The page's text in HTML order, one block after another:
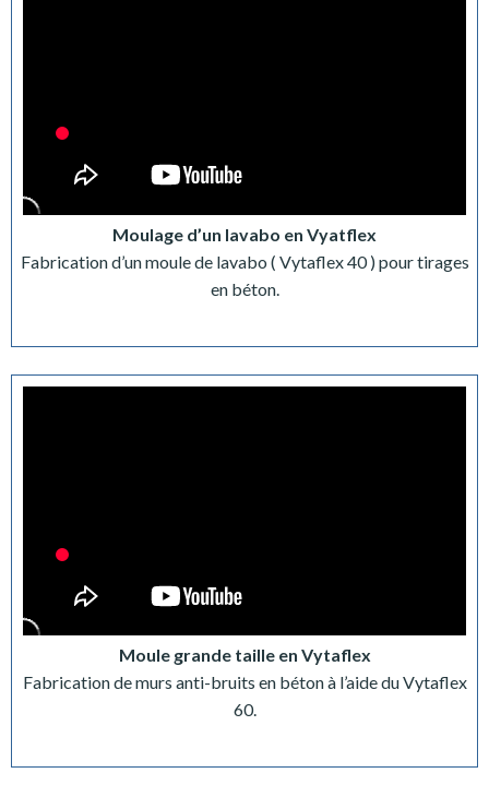
Moulage d’un lavabo en Vyatflex
Fabrication d’un moule de lavabo ( Vytaflex 40 ) pour tirages
en béton.
Moule grande taille en Vytaflex
Fabrication de murs anti-bruits en béton à l’aide du Vytaflex
60.